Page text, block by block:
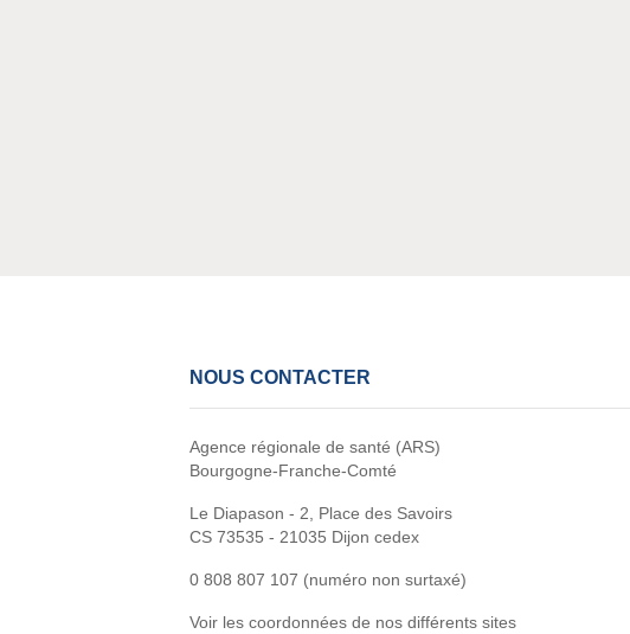
NOUS CONTACTER
Agence régionale de santé (ARS)
Bourgogne-Franche-Comté
Le Diapason - 2, Place des Savoirs
CS 73535 - 21035 Dijon cedex
0 808 807 107 (numéro non surtaxé)
Voir les coordonnées de nos différents sites